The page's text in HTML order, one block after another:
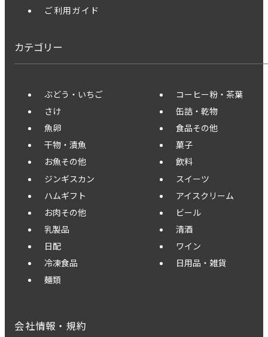
ご利用ガイド
カテゴリー
ぶどう・いちご
さけ
魚卵
干物・漬魚
お魚その他
ジンギスカン
ハムギフト
お肉その他
乳製品
日配
冷凍食品
麺類
コーヒー粉・茶葉
缶詰・乾物
食品その他
菓子
飲料
スイーツ
アイスクリーム
ビール
清酒
ワイン
日用品・雑貨
会社情報・規約